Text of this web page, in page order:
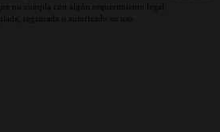
no cumpla con algún requerimiento legal,
registrada o autorizado su uso.